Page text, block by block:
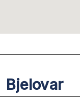
Bjelovar